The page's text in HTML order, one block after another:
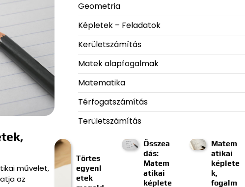
művelet,
az
Geometria
Képletek – Feladatok
Kerületszámítás
Matek alapfogalmak
Matematika
Térfogatszámítás
Területszámítás
Törtes
egyenl
etek
Összea
dás:
Matem
atikai
képlete
Matem
atikai
képlete
k,
fogalm